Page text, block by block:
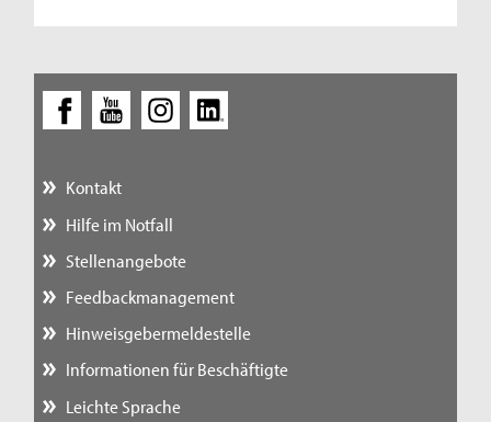
Kontakt
Hilfe im Notfall
Stellenangebote
Feedbackmanagement
Hinweisgebermeldestelle
Informationen für Beschäftigte
Leichte Sprache